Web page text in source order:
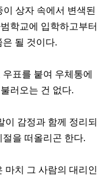
상자 속에서 변색된
학교에 입학하고부터
될 것이다.
표를 붙여 우체통에
러오는 건 없다.
이 감정과 함께 정리되
을 떠올리곤 한다.
마치 그 사람의 대리인